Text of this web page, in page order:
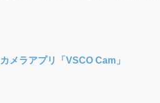
メラアプリ「VSCO Cam」